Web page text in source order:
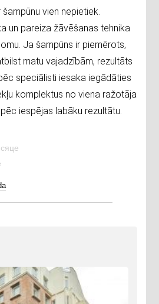
vien nepietiek.
un pareiza žāvēšanas tehnika
Ja šampūns ir piemērots,
matu vajadzībām, rezultāts
speciālisti iesaka iegādāties
komplektus no viena ražotāja
iespējas labāku rezultātu.